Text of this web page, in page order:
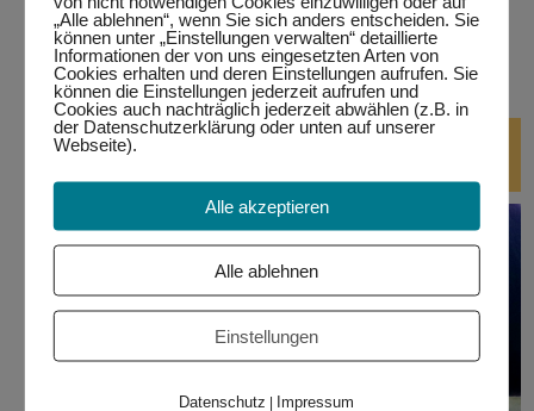
bitte auf den jeweiligen Link klicken.Eine Teilnahme ist nur
mit Anmeldung möglich!
DJ-Kurse
„Alle ablehnen“, wenn Sie sich anders entscheiden. Sie
können unter „Einstellungen verwalten“ detaillierte
Informationen der von uns eingesetzten Arten von
Cookies erhalten und deren Einstellungen aufrufen. Sie
können die Einstellungen jederzeit aufrufen und
Cookies auch nachträglich jederzeit abwählen (z.B. in
der Datenschutzerklärung oder unten auf unserer
Webseite).
Alle akzeptieren
Alle ablehnen
Einstellungen
Datenschutz | Impressum